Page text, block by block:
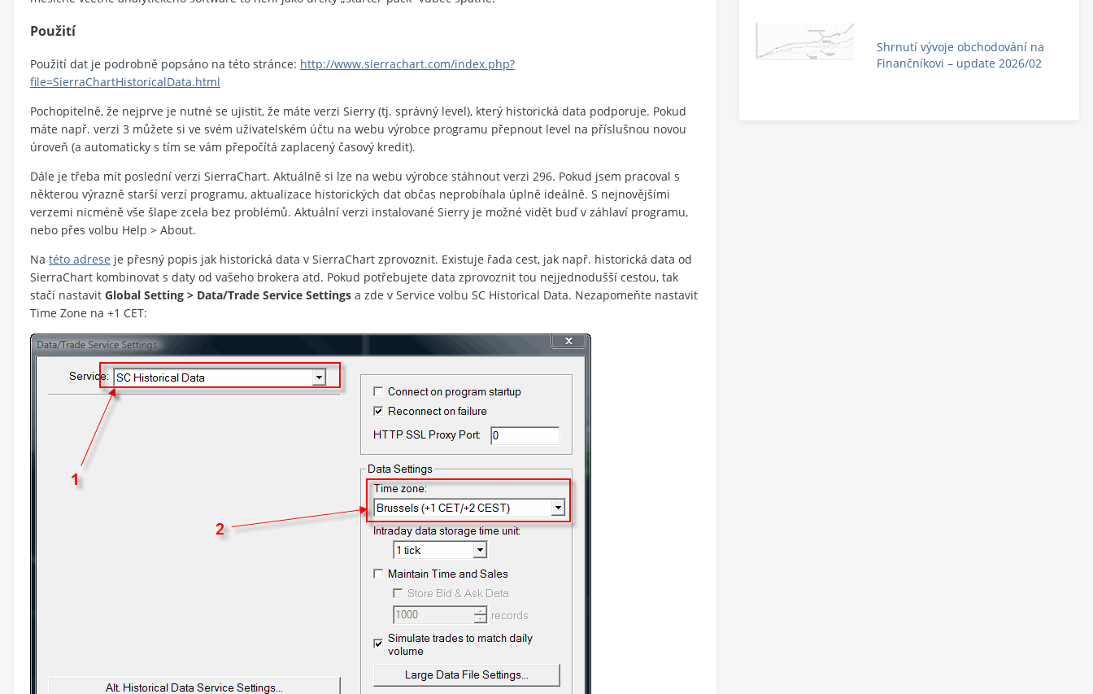
Použití
Použití dat je podrobně popsáno na této stránce: http://www.sierrachart.com/index.php?
file=SierraChartHistoricalData.html
Pochopitelně, že nejprve je nutné se ujistit, že máte verzi Sierry (tj. správný level), který historická data podporuje. Pokud
máte např. verzi 3 můžete si ve svém uživatelském účtu na webu výrobce programu přepnout level na příslušnou novou
úroveň (a automaticky s tím se vám přepočítá zaplacený časový kredit).
Dále je třeba mít poslední verzi SierraChart. Aktuálně si lze na webu výrobce stáhnout verzi 296. Pokud jsem pracoval s
některou výrazně starší verzí programu, aktualizace historických dat občas neprobíhala úplně ideálně. S nejnovějšími
verzemi nicméně vše šlape zcela bez problémů. Aktuální verzi instalované Sierry je možné vidět buď v záhlaví programu,
nebo přes volbu Help > About.
Na této adrese je přesný popis jak historická data v SierraChart zprovoznit. Existuje řada cest, jak např. historická data od
SierraChart kombinovat s daty od vašeho brokera atd. Pokud potřebujete data zprovoznit tou nejjednodušší cestou, tak
stačí nastavit Global Setting > Data/Trade Service Settings a zde v Service volbu SC Historical Data. Nezapomeňte nastavit
Time Zone na +1 CET:
Shrnutí vývoje obchodování na
Finančníkovi – update 2026/02